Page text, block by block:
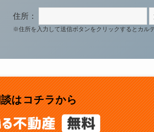
住所：
※住所を入力して送信ボタンをクリックするとカル
はコチラから